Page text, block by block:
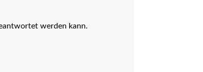
werden kann.